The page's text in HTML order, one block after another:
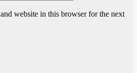
website in this browser for the next